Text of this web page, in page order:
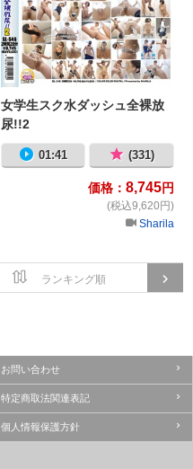
女学生スク水ダッシュ全裸放
尿!!2
01:41 (331)
価格： 8,745円
(税込9,620円)
Sharila
お問い合わせ
特定商取法関連表記
個人情報保護方針